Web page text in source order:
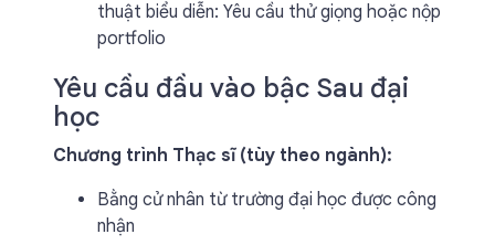
thuật biểu diễn: Yêu cầu thử giọng hoặc nộp
portfolio
Yêu cầu đầu vào bậc Sau đại
học
Chương trình Thạc sĩ (tùy theo ngành):
Bằng cử nhân từ trường đại học được công
nhận